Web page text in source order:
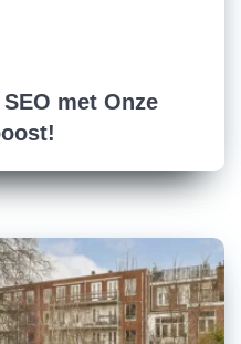
met Onze